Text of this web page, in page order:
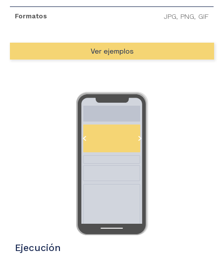
CONTACTO
Formatos JPG, PNG, GIF
Ver ejemplos
Ejecución